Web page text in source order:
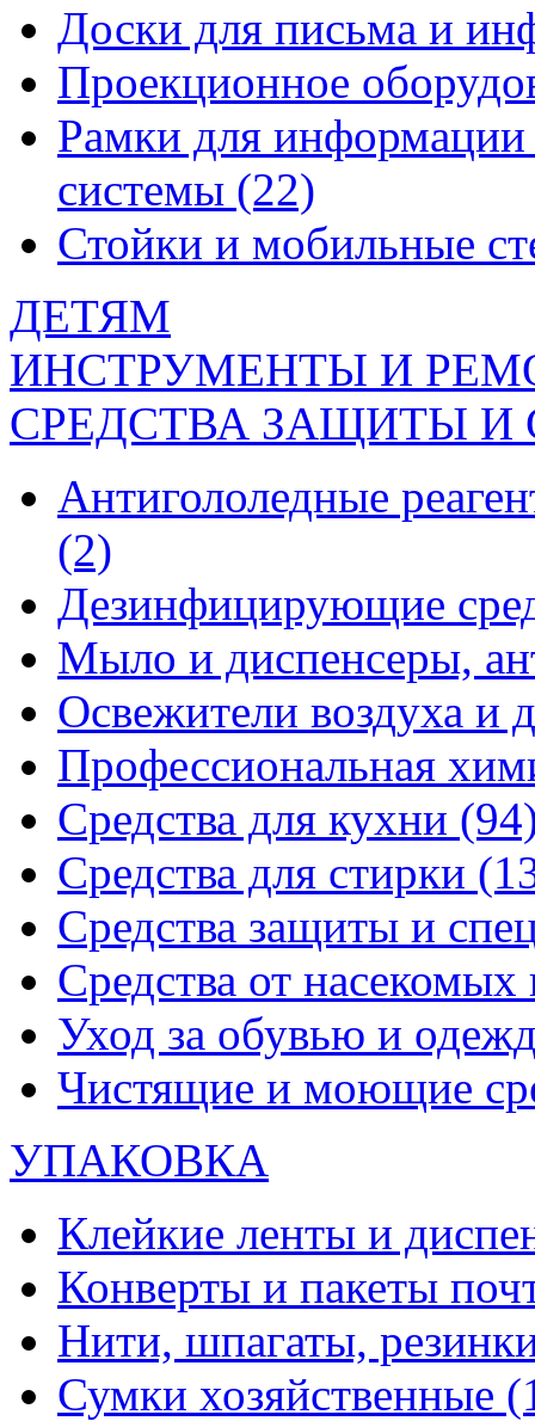
Доски для письма и
Проекционное
Рамки для
системы (22)
Стойки и мобильные
ДЕТЯМ
ИНСТРУМЕНТЫ И
СРЕДСТВА ЗАЩИТЫ
Антигололедные
(2)
Дезинфицирующие
Мыло и диспенсеры,
Освежители воздуха и
Профессиональная
Средства для кухни
Средства для стирки
Средства защиты и
Средства от
Уход за обувью и
Чистящие и моющие
УПАКОВКА
Клейкие ленты и
Конверты и пакеты
Нити, шпагаты,
Сумки хозяйственные